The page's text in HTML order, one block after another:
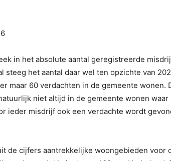
in het absolute aantal geregistreerde
steeg het aantal daar wel ten opzichte van
maar 60 verdachten in de gemeente wonen.
niet altijd in de gemeente wonen
ieder misdrijf ook een verdachte wordt
de cijfers aantrekkelijke woongebieden voor